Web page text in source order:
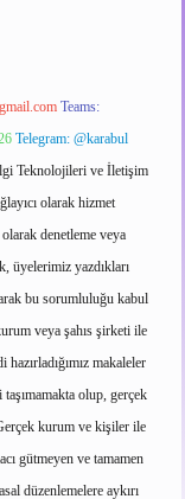
Teams:
Telegram: @karabul
Teknolojileri ve İletişim
olarak hizmet
denetleme veya
üyelerimiz yazdıkları
bu sorumluluğu kabul
veya şahıs şirketi ile
makaleler
olup, gerçek
kurum ve kişiler ile
gütmeyen ve tamamen
düzenlemelere aykırı